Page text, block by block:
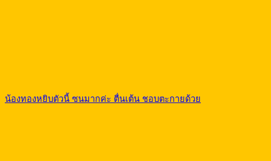
น้องทองหยิบตัวนี้ ซนมากค่ะ ตื่นเต้น ชอบตะกายด้วย